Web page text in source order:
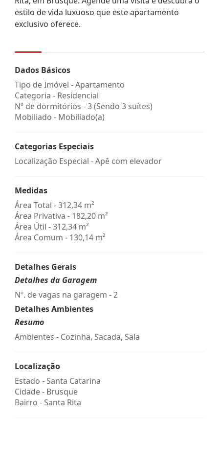
estilo de vida luxuoso que este apartamento
exclusivo oferece.
Dados Básicos
Tipo de Imóvel - Apartamento
Categoria - Residencial
Nº de dormitórios - 3 (Sendo 3 suítes)
Mobiliado - Mobiliado(a)
Categorias Especiais
Localização Especial - Apê com elevador
Medidas
Área Total - 312,34 m²
Área Privativa - 182,20 m²
Área Útil - 312,34 m²
Área Comum - 130,14 m²
Detalhes Gerais
Detalhes da Garagem
Nº. de vagas na garagem - 2
Detalhes Ambientes
Resumo
Ambientes - Cozinha, Sacada, Sala
Localização
Estado -Santa Catarina
Cidade - Brusque
Bairro -Santa Rita